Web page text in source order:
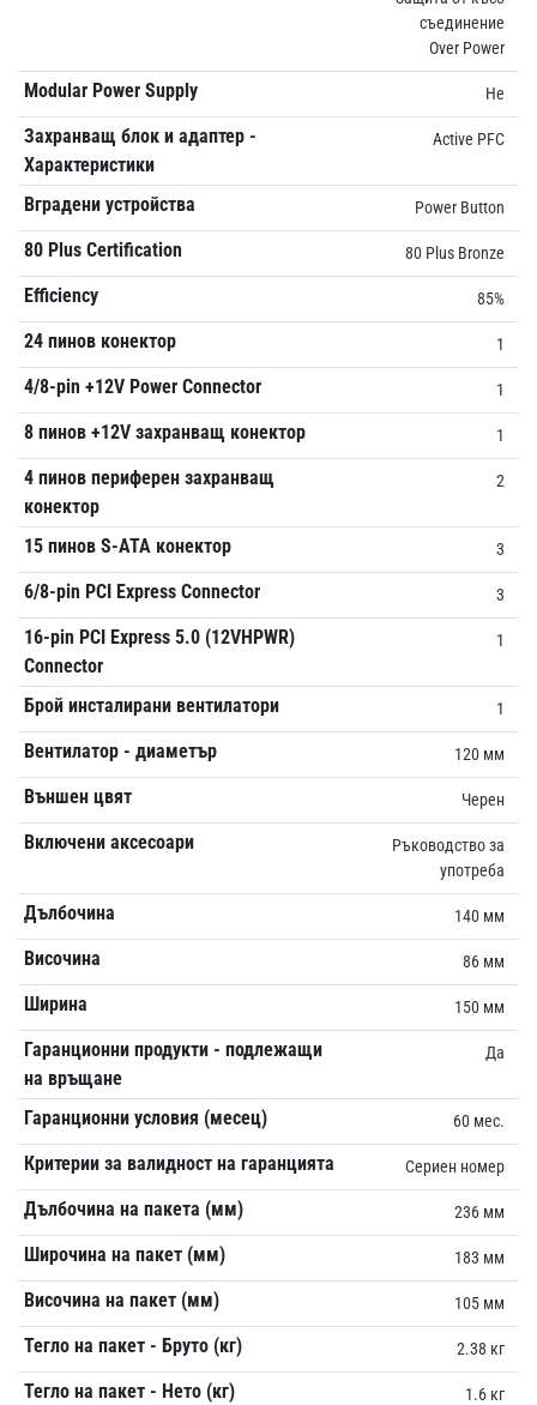
съединение
Over Power
Modular Power Supply Не
Захранващ блок и адаптер -
Характеристики
Active PFC
Вградени устройства Power Button
80 Plus Certification 80 Plus Bronze
Efficiency 85%
24 пинов конектор 1
4/8-pin +12V Power Connector 1
8 пинов +12V захранващ конектор 1
4 пинов периферен захранващ
конектор
2
15 пинов S-ATA конектор 3
6/8-pin PCI Express Connector 3
16-pin PCI Express 5.0 (12VHPWR)
Connector
1
Брой инсталирани вентилатори 1
Вентилатор - диаметър 120 мм
Външен цвят Черен
Включени аксесоари
Ръководство за
употреба
Дълбочина 140 мм
Височина 86 мм
Ширина 150 мм
Гаранционни продукти - подлежащи
на връщане
Да
Гаранционни условия (месец) 60 мес.
Критерии за валидност на гаранцията Сериен номер
Дълбочина на пакета (мм) 236 мм
Широчина на пакет (мм) 183 мм
Височина на пакет (мм) 105 мм
Тегло на пакет - Бруто (кг) 2.38 кг
Тегло на пакет - Нето (кг) 1.6 кг